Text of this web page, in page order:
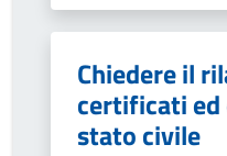
Chiedere il
certificati
stato civile